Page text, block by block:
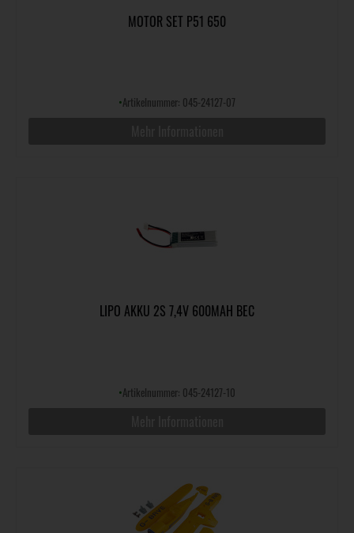
MOTOR SET P51 650
•Artikelnummer: 045-24127-07
LIPO AKKU 2S 7,4V 600MAH BEC
•Artikelnummer: 045-24127-10